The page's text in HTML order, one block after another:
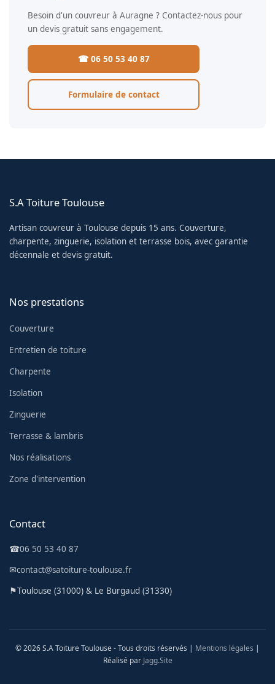
Besoin d'un couvreur à Auragne ? Contactez-nous pour
un devis gratuit sans engagement.
☎ 06 50 53 40 87
Formulaire de contact
S.A Toiture Toulouse
Artisan couvreur à Toulouse depuis 15 ans. Couverture,
charpente, zinguerie, isolation et terrasse bois, avec garantie
décennale et devis gratuit.
Nos prestations
Couverture
Entretien de toiture
Charpente
Isolation
Zinguerie
Terrasse & lambris
Nos réalisations
Zone d'intervention
Contact
☎06 50 53 40 87
✉contact@satoiture-toulouse.fr
⚑Toulouse (31000) & Le Burgaud (31330)
© 2026 S.A Toiture Toulouse - Tous droits réservés | Mentions légales |
Réalisé par Jagg.Site